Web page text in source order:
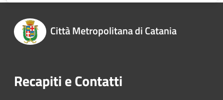
Città Metropolitana di Catania
Recapiti e Contatti